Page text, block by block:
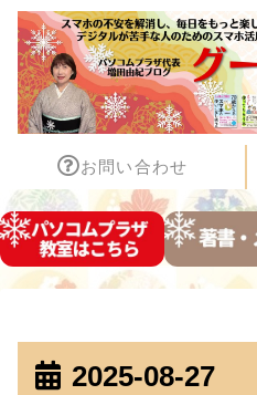
お問い合わせ
2025-08-27